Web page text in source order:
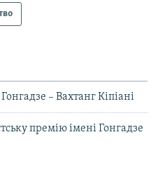
– Вахтанг Кіпіані
премію імені Гонгадзе